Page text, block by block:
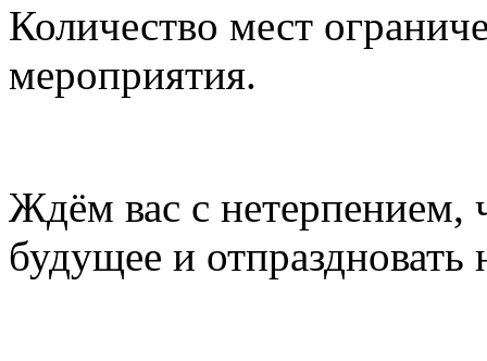
Количество мест
мероприятия.
Ждём вас с нетерпением,
будущее и